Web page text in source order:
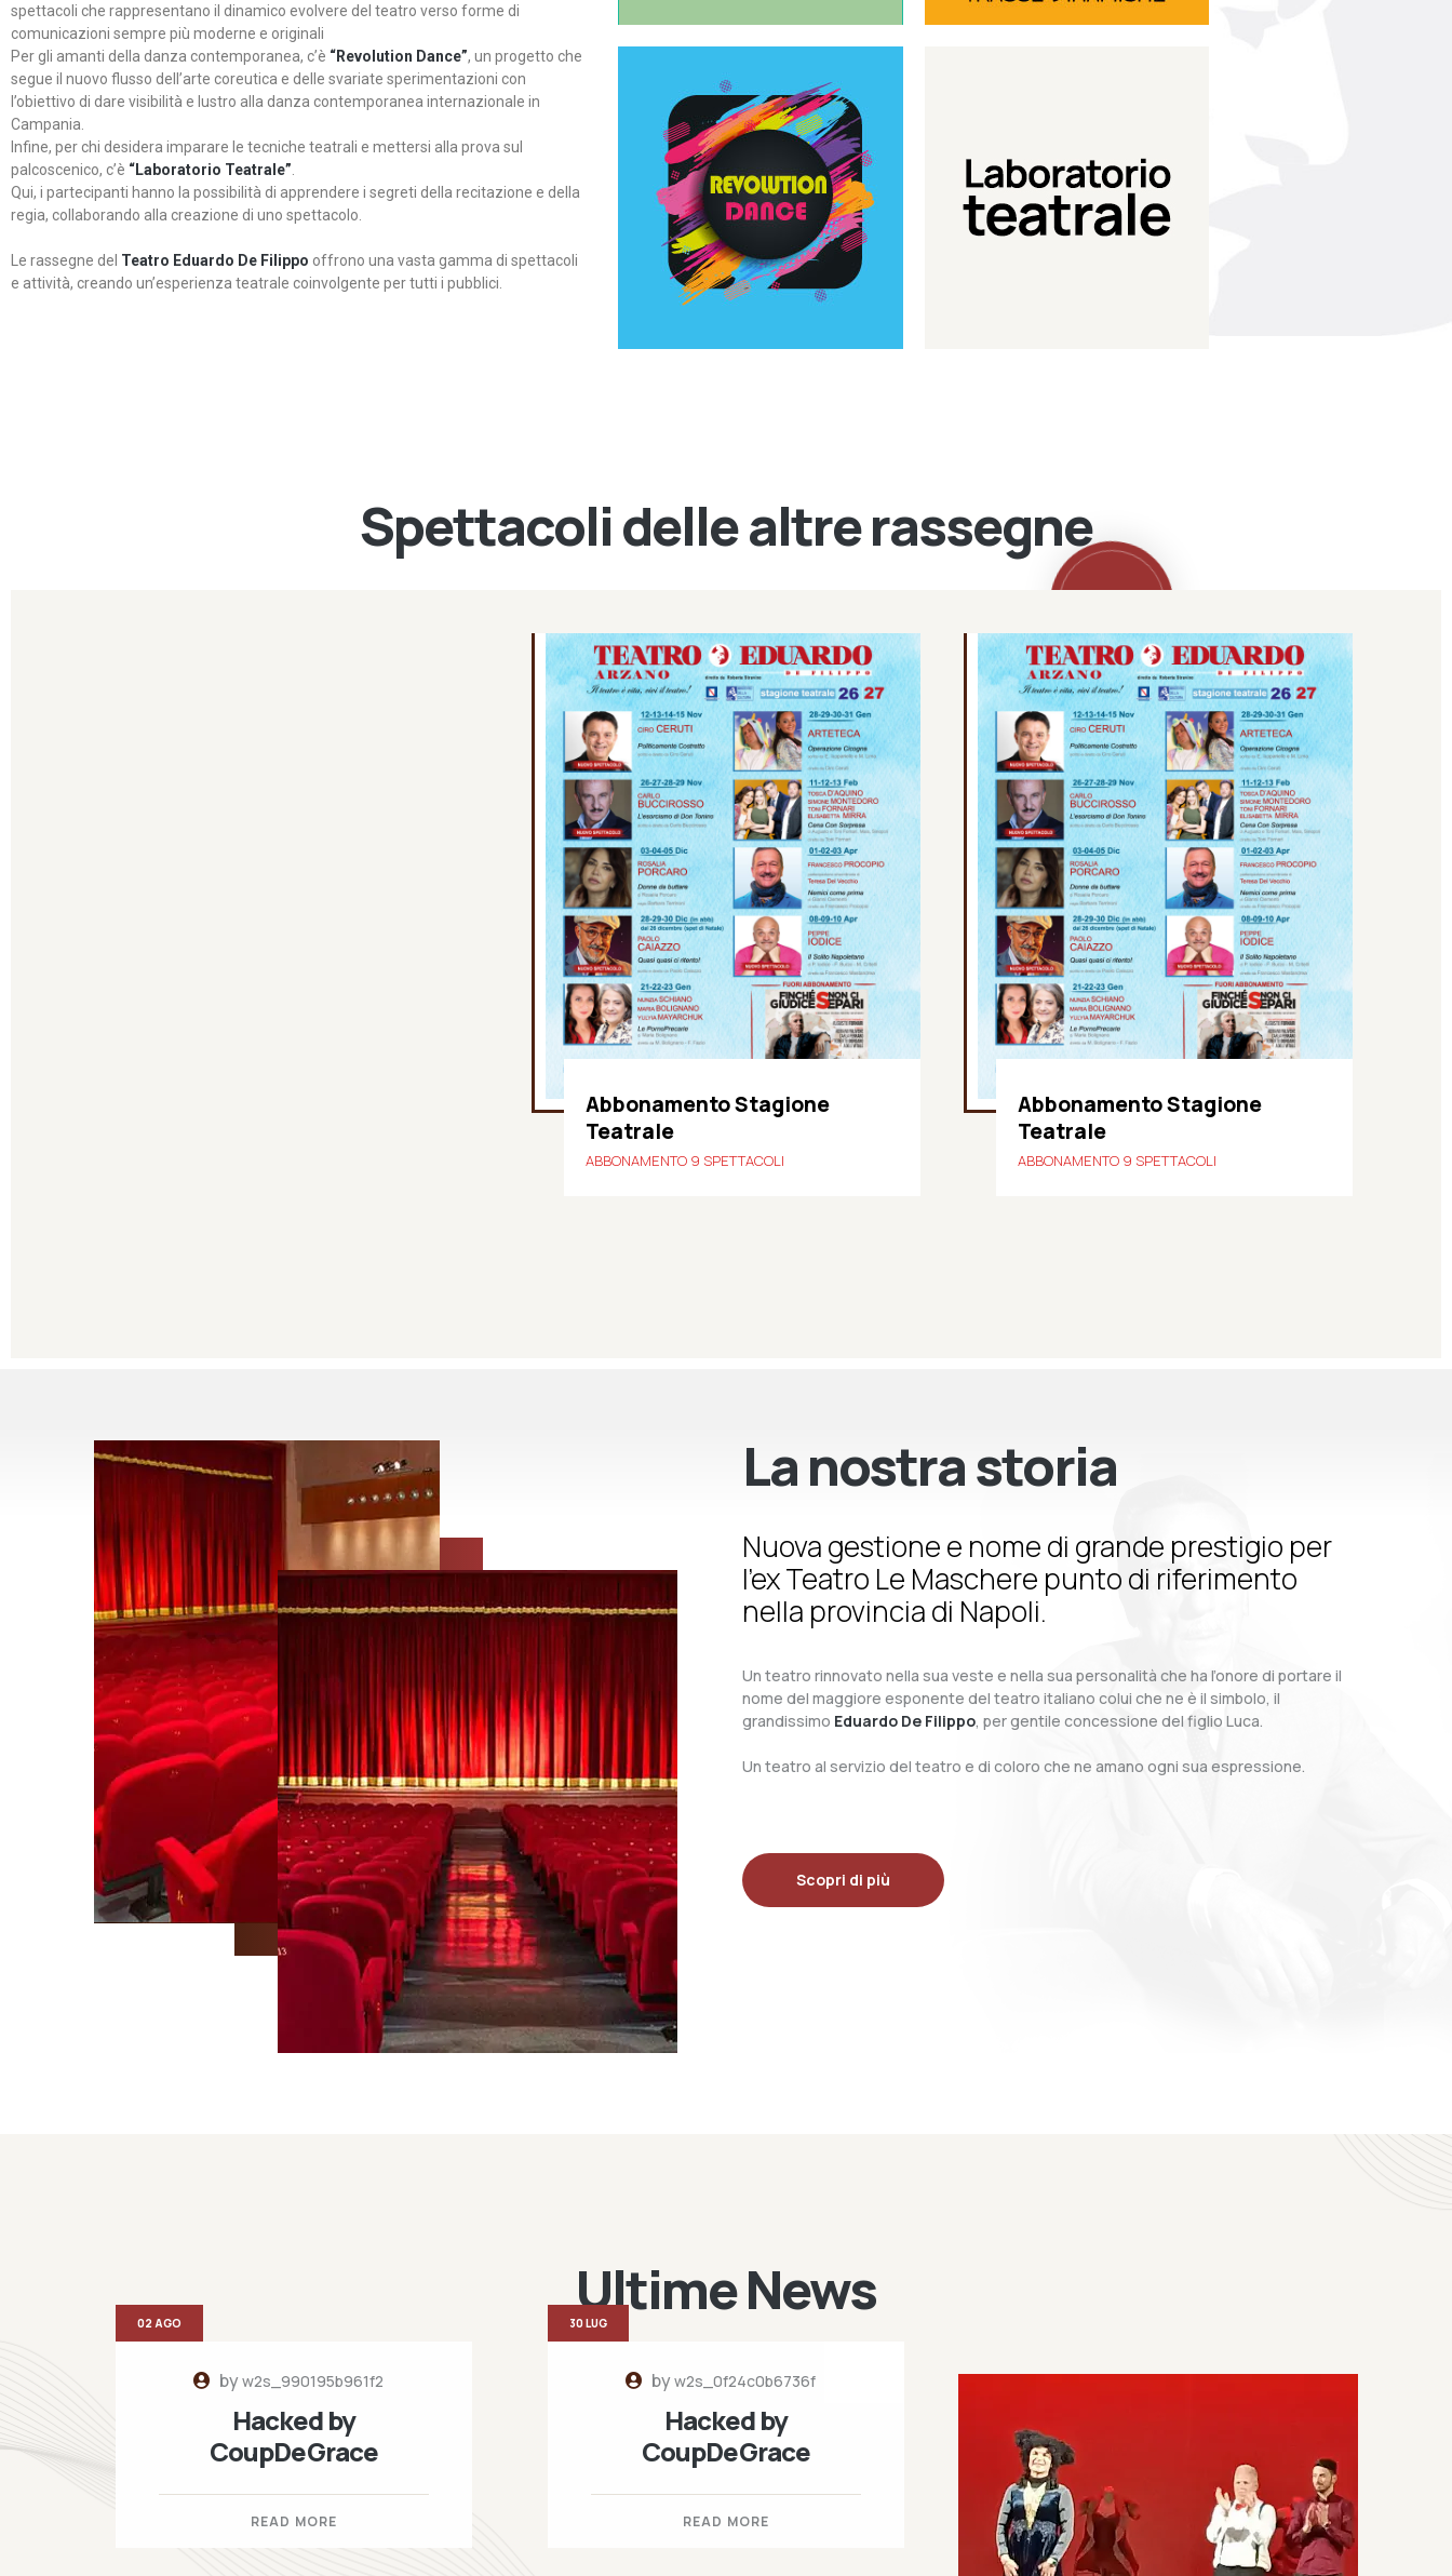
spettacoli che rappresentano il dinamico evolvere del teatro verso forme di
comunicazioni sempre più moderne e originali
Per gli amanti della danza contemporanea, c’è “Revolution Dance”, un progetto che
segue il nuovo flusso dell’arte coreutica e delle svariate sperimentazioni con
l’obiettivo di dare visibilità e lustro alla danza contemporanea internazionale in
Campania.
Infine, per chi desidera imparare le tecniche teatrali e mettersi alla prova sul
palcoscenico, c’è “Laboratorio Teatrale”
Qui, i partecipanti hanno la possibilità di apprendere i segreti della recitazione e della
regia, collaborando alla creazione di uno spettacolo.
Le rassegne del Teatro Eduardo De Filippo offrono una vasta gamma di spettacoli
e attività, creando un’esperienza teatrale coinvolgente per tutti i pubblici.
Revolution Dance
Rassegna di danza
contemporanea – I Edizione
Continua
Laboratorio di teatro del
Teatro Eduardo de Filippo
Spettacoli delle altre rassegne
Abbonamento Stagione
Teatrale
ABBONAMENTO 9 SPETTACOLI
Abbonamento Stagione
Teatrale
ABBONAMENTO 9 SPETTACOLI
La nostra storia
Nuova gestione e nome di grande prestigio per
l’ex Teatro Le Maschere punto di riferimento
nella provincia di Napoli.
Un teatro rinnovato nella sua veste e nella sua personalità che ha l’onore di portare il
nome del maggiore esponente del teatro italiano colui che ne è il simbolo, il
grandissimo Eduardo De Filippo, per gentile concessione del figlio Luca.
Un teatro al servizio del teatro e di coloro che ne amano ogni sua espressione.
Scopri di più
Ultime News
byw2s_990195b961f2
Hacked by
CoupDeGrace
READ MORE
02 AGO
byw2s_0f24c0b6736f
Hacked by
CoupDeGrace
READ MORE
30 LUG